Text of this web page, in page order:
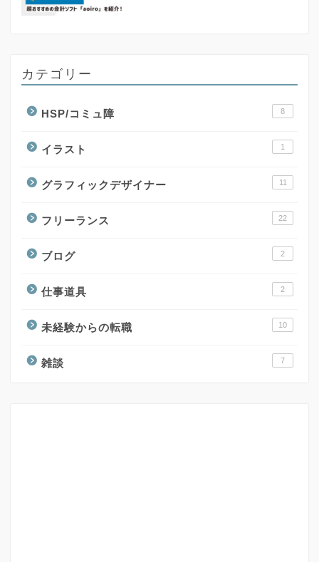
カテゴリー
HSP/コミュ障 8
イラスト 1
グラフィックデザイナー 11
フリーランス 22
ブログ 2
仕事道具 2
未経験からの転職 10
雑談 7